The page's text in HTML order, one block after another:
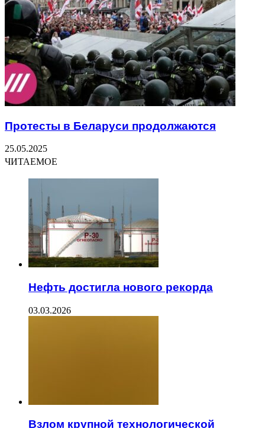
Протесты в Беларуси продолжаются
25.05.2025
ЧИТАЕМОЕ
Нефть достигла нового рекорда
03.03.2026
Взлом крупной технологической